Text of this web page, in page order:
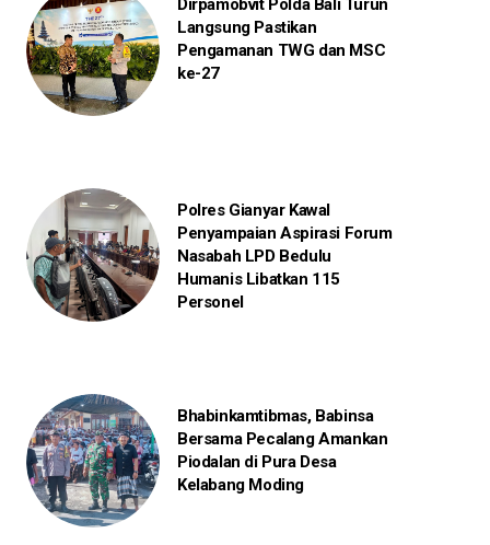
Dirpamobvit Polda Bali Turun
Langsung Pastikan
Pengamanan TWG dan MSC
ke-27
Polres Gianyar Kawal
Penyampaian Aspirasi Forum
Nasabah LPD Bedulu
Humanis Libatkan 115
Personel
Bhabinkamtibmas, Babinsa
Bersama Pecalang Amankan
Piodalan di Pura Desa
Kelabang Moding